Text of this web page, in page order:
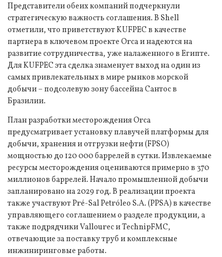
Представители обеих компаний подчеркнули
стратегическую важность соглашения. В Shell
отметили, что приветствуют KUFPEC в качестве
партнера в ключевом проекте Orca и надеются на
развитие сотрудничества, уже налаженного в Египте.
Для KUFPEC эта сделка знаменует выход на один из
самых привлекательных в мире рынков морской
добычи – подсолевую зону бассейна Сантос в
Бразилии.
План разработки месторождения Orca
предусматривает установку плавучей платформы для
добычи, хранения и отгрузки нефти (FPSO)
мощностью до 120 000 баррелей в сутки. Извлекаемые
ресурсы месторождения оцениваются примерно в 370
миллионов баррелей. Начало промышленной добычи
запланировано на 2029 год. В реализации проекта
также участвуют Pré-Sal Petróleo S.A. (PPSA) в качестве
управляющего соглашением о разделе продукции, а
также подрядчики Vallourec и TechnipFMC,
отвечающие за поставку труб и комплексные
инжиниринговые работы.